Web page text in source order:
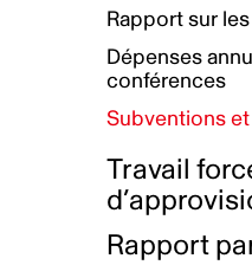
d'inclusion
Boîte à outils
Collecte de
Plan
Rapport sur
Dépenses
conférences
Subventions
Travail
Rapport